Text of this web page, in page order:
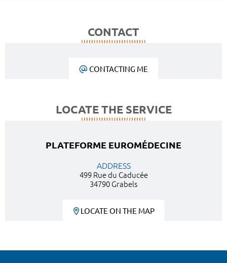
CONTACT
CONTACTING ME
LOCATE THE SERVICE
PLATEFORME EUROMÉDECINE
ADDRESS
499 Rue du Caducée
34790 Grabels
LOCATE ON THE MAP